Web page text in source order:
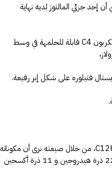
إحد جزئي المالتوز لديه نهاية
والرابطة بين الكربون C1 والكربون C4 قابلة للحلمهة في وسط
فتبلوره على شكل إبر رفيعة.
صيغته الكيميائية C12H22O11، من خلال صيغته نرى أن مكوناته